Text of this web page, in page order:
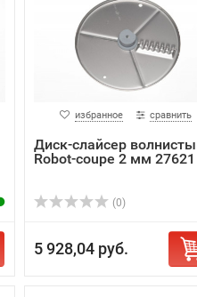
избранное сравнить
Диск-слайсер
Robot-coupe 2 мм 27621
(0)
5 928,04 руб.